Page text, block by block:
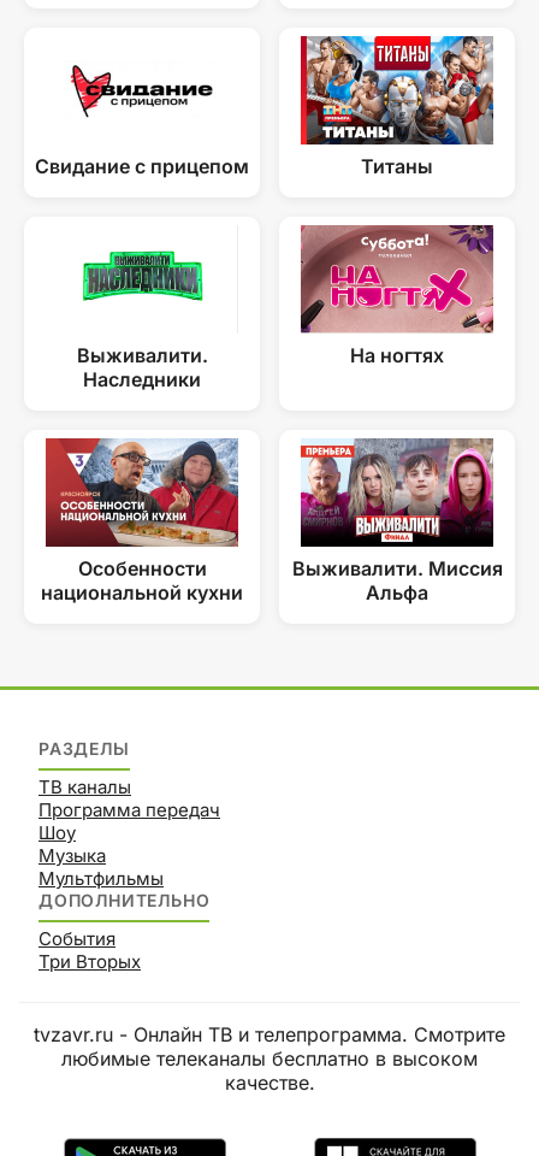
Свидание с прицепом Титаны
Выживалити.
Наследники
На ногтях
Особенности
национальной кухни
Выживалити. Миссия
Альфа
РАЗДЕЛЫ
ТВ каналы
Программа передач
Шоу
Музыка
Мультфильмы
ДОПОЛНИТЕЛЬНО
События
Три Вторых
tvzavr.ru - Онлайн ТВ и телепрограмма. Смотрите
любимые телеканалы бесплатно в высоком
качестве.